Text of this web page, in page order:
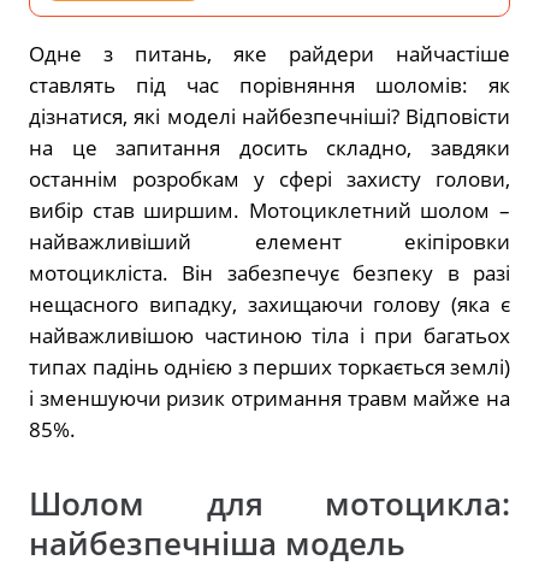
Одне з питань, яке райдери найчастіше
ставлять під час порівняння шоломів: як
дізнатися, які моделі найбезпечніші? Відповісти
на це запитання досить складно, завдяки
останнім розробкам у сфері захисту голови,
вибір став ширшим. Мотоциклетний шолом –
найважливіший елемент екіпіровки
мотоцикліста. Він забезпечує безпеку в разі
нещасного випадку, захищаючи голову (яка є
найважливішою частиною тіла і при багатьох
типах падінь однією з перших торкається землі)
і зменшуючи ризик отримання травм майже на
85%.
Шолом для мотоцикла:
найбезпечніша модель